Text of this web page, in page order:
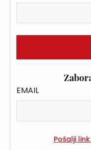
EMAIL